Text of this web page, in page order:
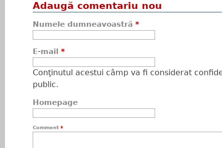
Adaugă comentariu nou
Numele dumneavoastră *
E-mail *
Conţinutul acestui câmp va fi considerat
public.
Homepage
Comment *